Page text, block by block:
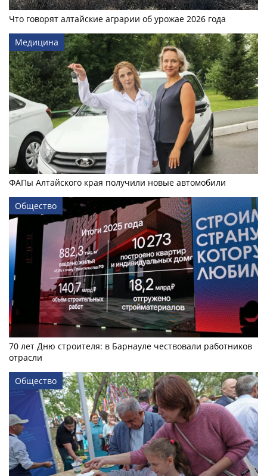
Что говорят алтайские аграрии об урожае 2026 года
Медицина
ФАПы Алтайского края получили новые автомобили
Общество
70 лет Дню строителя: в Барнауле чествовали работников
отрасли
Общество